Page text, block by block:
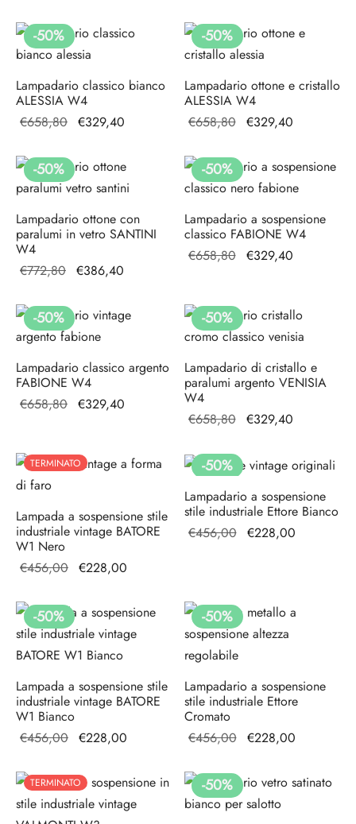
€606,00.
era:
€606,00.
€303,00.
-50%
Lampadario classico bianco
ALESSIA W4
€658,80 Il prezzo
era:
€658,80.
€329,40
-50%
Lampadario ottone e cristallo
ALESSIA W4
€658,80 Il prezzo
era:
€658,80.
€329,40
€329,40.
-50%
Lampadario ottone con
paralumi in vetro SANTINI
W4
€772,80 Il prezzo
era:
€772,80.
€386,40
€386,40.
-50%
Lampadario a sospensione
classico FABIONE W4
€658,80 Il prezzo
€658,80.
€329,40
-50%
Lampadario classico argento
FABIONE W4
€658,80 Il prezzo
€658,80.
€329,40
-50%
Lampadario di cristallo e
paralumi argento VENISIA
W4
€658,80 Il prezzo
era:
€658,80.
€329,40
€329,40.
TERMINATO
Lampada a sospensione stile
industriale vintage BATORE
W1 Nero
€456,00 Il prezzo
era:
€456,00.
€228,00
€228,00.
-50%
Lampadario a sospensione
stile industriale Ettore Bianco
€456,00 Il prezzo
€228,00
-50%
Lampada a sospensione stile
industriale vintage BATORE
W1 Bianco
€456,00 Il prezzo
era:
€456,00.
€228,00
€228,00.
-50%
Lampadario a sospensione
stile industriale Ettore
Cromato
€456,00 Il prezzo
era:
€456,00.
€228,00
€228,00.
TERMINATO -50%